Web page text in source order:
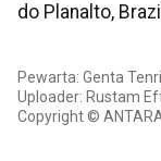
do Planalto,
Pewarta: Genta
Uploader: Rustam
Copyright ©